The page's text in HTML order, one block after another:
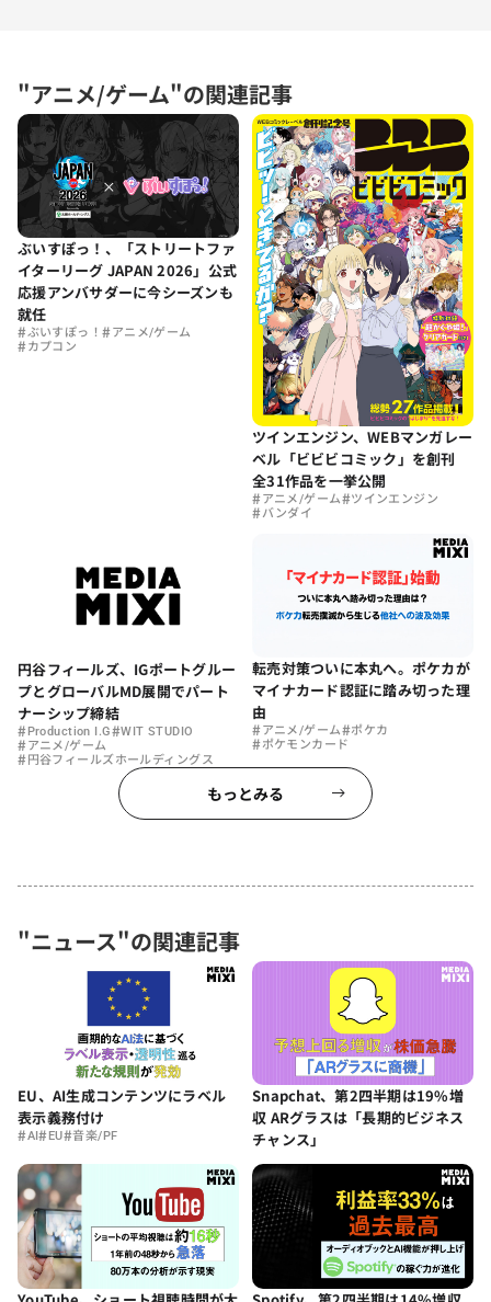
"アニメ/ゲーム"の関連記事
ぶいすぽっ！、「ストリートファ
イターリーグ JAPAN 2026」公式
応援アンバサダーに今シーズンも
就任
#ぶいすぽっ！#アニメ/ゲーム
#カプコン
ツインエンジン、WEBマンガレー
ベル「ビビビコミック」を創刊
全31作品を一挙公開
#アニメ/ゲーム#ツインエンジン
#バンダイ
円谷フィールズ、IGポートグルー
プとグローバルMD展開でパート
ナーシップ締結
#Production I.G#WIT STUDIO
#アニメ/ゲーム
#円谷フィールズホールディングス
転売対策ついに本丸へ。ポケカが
マイナカード認証に踏み切った理
由
#アニメ/ゲーム#ポケカ
#ポケモンカード
もっとみる
"ニュース"の関連記事
EU、AI生成コンテンツにラベル
表示義務付け
#AI# EU#音楽/PF
Snapchat、第2四半期は19%増
収 ARグラスは「長期的ビジネス
チャンス」